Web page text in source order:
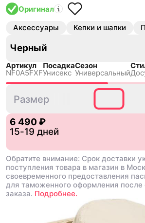
Оригинал
Аксессуары Кепки и шапки
Черный
Артикул
NF0A5FXF
Посадка
Унисекс
Сезон
Универсальный
Размер
6 490 ₽
15-19 дней
Обратите внимание: Срок доставки
поступления товара в магазин в
своевременного предоставления
для таможенного оформления
заказа. Подробнее.